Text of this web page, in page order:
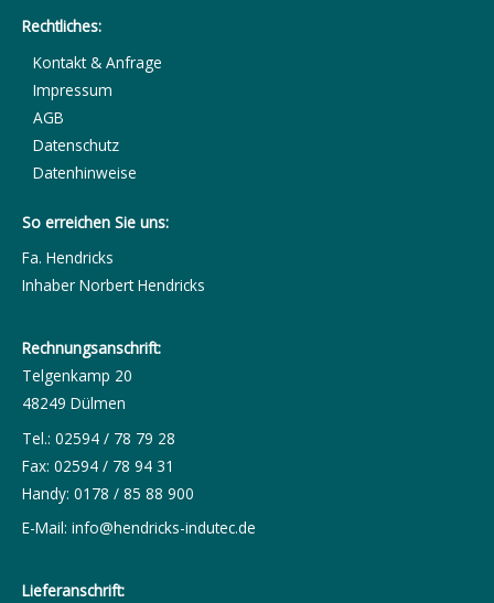
Rechtliches:
Kontakt & Anfrage
Impressum
AGB
Datenschutz
Datenhinweise
So erreichen Sie uns:
Fa. Hendricks
Inhaber Norbert Hendricks
Rechnungsanschrift:
Telgenkamp 20
48249 Dülmen
Tel.: 02594 / 78 79 28
Fax: 02594 / 78 94 31
Handy: 0178 / 85 88 900
E-Mail: info@hendricks-indutec.de
Lieferanschrift: